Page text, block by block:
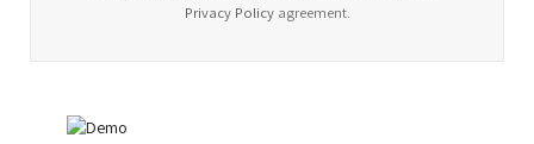
Privacy Policyagreement.